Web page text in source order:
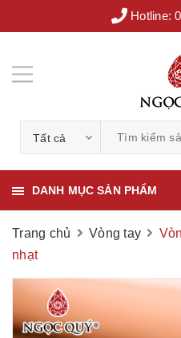
Hotline:
Tất cả
DANH MỤC SẢN PHẨM
Trang chủ Vòng tay
nhạt